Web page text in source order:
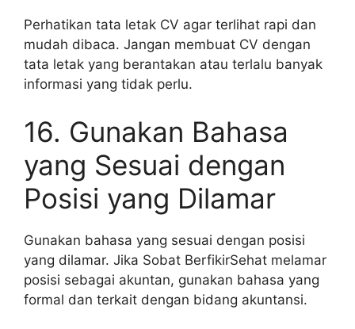
Perhatikan tata letak CV agar terlihat rapi dan
mudah dibaca. Jangan membuat CV dengan
tata letak yang berantakan atau terlalu banyak
informasi yang tidak perlu.
16. Gunakan Bahasa
yang Sesuai dengan
Posisi yang Dilamar
Gunakan bahasa yang sesuai dengan posisi
yang dilamar. Jika Sobat BerfikirSehat melamar
posisi sebagai akuntan, gunakan bahasa yang
formal dan terkait dengan bidang akuntansi.